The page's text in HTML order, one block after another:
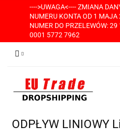
---->UWAGA<---- ZMIANA
NUMERU KONTA OD 1
NUMER DO PRZELEWÓW:
0001 5772 7962
ODPŁYW LINIOWY